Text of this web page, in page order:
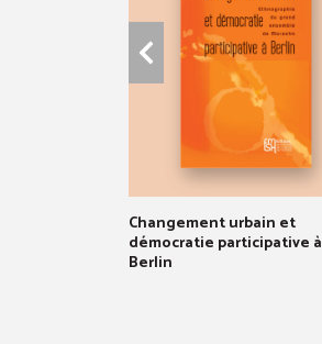
Changement urbain et
démocratie participative à
Berlin